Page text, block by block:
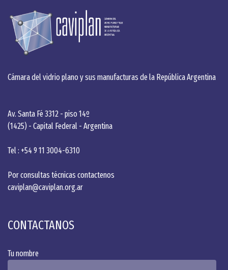
Cámara del vidrio plano y sus manufacturas de la República Argentina
Av. Santa Fé 3312 - piso 14º
(1425) - Capital Federal - Argentina
Tel : +54 9 11 3004-6310
Por consultas técnicas contactenos
caviplan@caviplan.org.ar
CONTACTANOS
Tu nombre
Alternative: